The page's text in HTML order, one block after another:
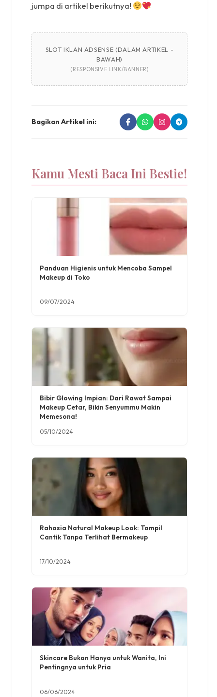
jumpa di artikel berikutnya!
SLOT IKLAN ADSENSE (DALAM ARTIKEL -
BAWAH)
(RESPONSIVE LINK/BANNER)
Bagikan Artikel ini:
Kamu Mesti Baca Ini Bestie!
Panduan Higienis untuk Mencoba Sampel
Makeup di Toko
09/07/2024
Bibir Glowing Impian: Dari Rawat Sampai
Makeup Cetar, Bikin Senyummu Makin
Memesona!
05/10/2024
Rahasia Natural Makeup Look: Tampil
Cantik Tanpa Terlihat Bermakeup
17/10/2024
Skincare Bukan Hanya untuk Wanita, Ini
Pentingnya untuk Pria
06/06/2024